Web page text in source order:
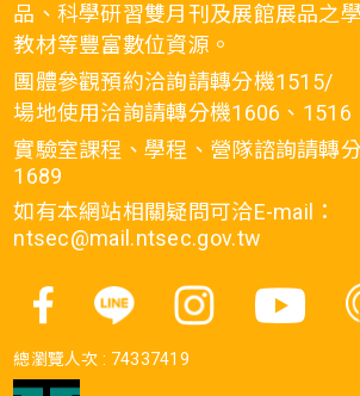
品、科學研習雙月刊及展館展品之
教材等豐富數位資源。
團體參觀預約洽詢請轉分機1515/
場地使用洽詢請轉分機1606、1516
實驗室課程、學程、營隊諮詢請轉
1689
如有本網站相關疑問可洽E-mail：
ntsec@mail.ntsec.gov.tw
總瀏覽人次 : 74337419